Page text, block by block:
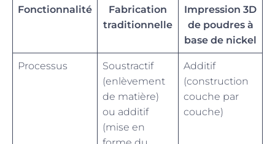
Fonctionnalité
Fabrication
traditionnelle
Impression 3D
de poudres à
base de nickel
Processus
Soustractif
(enlèvement
de matière)
ou additif
(mise en
Additif
(construction
couche par
couche)